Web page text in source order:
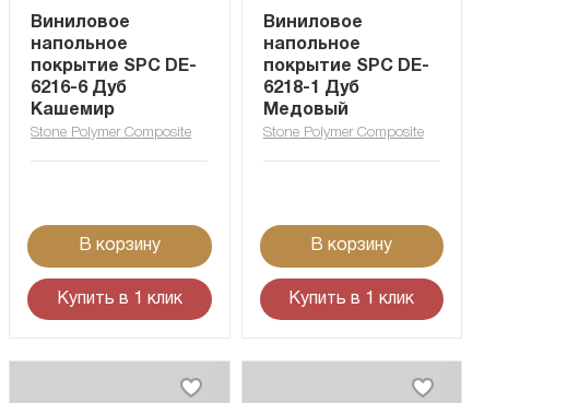
Виниловое
напольное
покрытие SPC DE-
6216-6 Дуб
Кашемир
Stone Polymer Composite
В корзину
Купить в 1 клик
Виниловое
напольное
покрытие SPC DE-
6218-1 Дуб
Медовый
Stone Polymer Composite
В корзину
Купить в 1 клик